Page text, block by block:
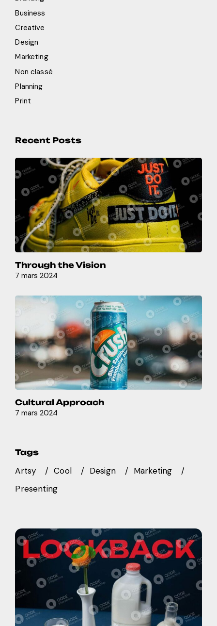
Business
Creative
Design
Marketing
Non classé
Planning
Print
Recent Posts
Through the Vision
7 mars 2024
Cultural Approach
7 mars 2024
Tags
Artsy Cool Design
Marketing
Presenting